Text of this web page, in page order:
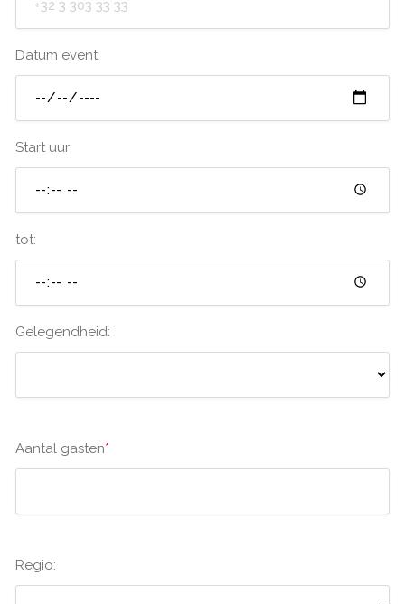
Datum event:
Start uur:
tot:
Gelegendheid:
Aantal gasten*
Regio: